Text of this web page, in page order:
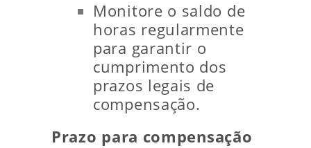
Monitore o saldo de
horas regularmente
para garantir o
cumprimento dos
prazos legais de
compensação.
Prazo para compensação